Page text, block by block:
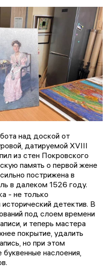
над доской от
датируемой XVIII
из стен Покровского
память о первой жене
пострижена в
в далеком 1526 году.
- не только
детектив. В
под слоем времени
и теперь мастера
покрытие, удалить
но при этом
буквенные наслоения,